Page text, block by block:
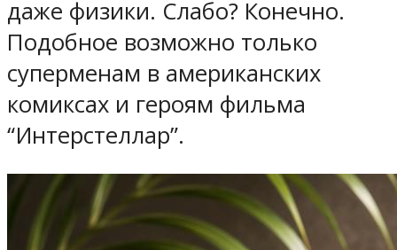
даже физики. Слабо? Конечно.
Подобное возможно только
суперменам в американских
комиксах и героям фильма
“Интерстеллар”.